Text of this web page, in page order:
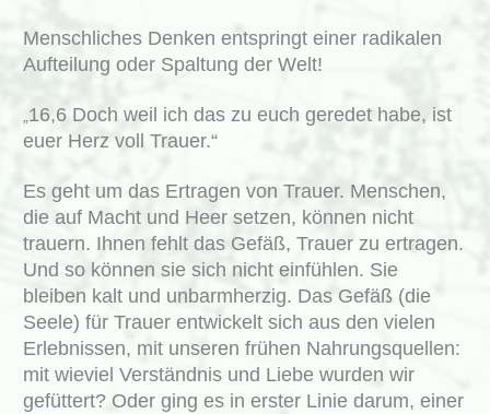
Menschliches Denken entspringt einer radikalen
Aufteilung oder Spaltung der Welt!
16,6 Doch weil ich das zu euch geredet habe, ist
euer Herz voll Trauer.“
Es geht um das Ertragen von Trauer. Menschen,
die auf Macht und Heer setzen, können nicht
trauern. Ihnen fehlt das Gefäß, Trauer zu ertragen.
Und so können sie sich nicht einfühlen. Sie
bleiben kalt und unbarmherzig. Das Gefäß (die
Seele) für Trauer entwickelt sich aus den vielen
Erlebnissen, mit unseren frühen Nahrungsquellen:
mit wieviel Verständnis und Liebe wurden wir
gefüttert? Oder ging es in erster Linie darum, einer